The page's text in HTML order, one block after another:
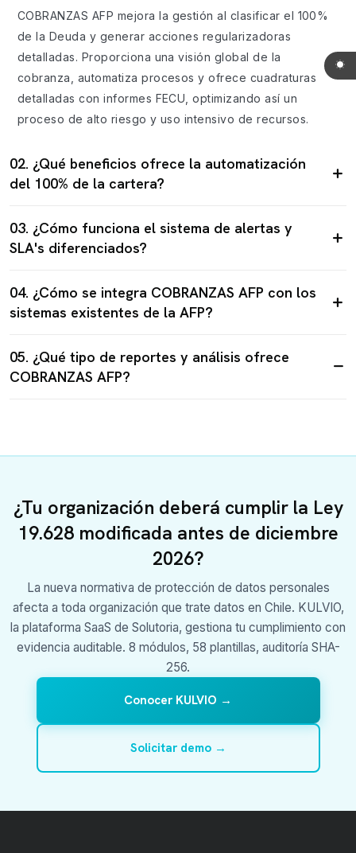
COBRANZAS AFP mejora la gestión al clasificar el 100%
de la Deuda y generar acciones regularizadoras
detalladas. Proporciona una visión global de la
cobranza, automatiza procesos y ofrece cuadraturas
detalladas con informes FECU, optimizando así un
proceso de alto riesgo y uso intensivo de recursos.
02. ¿Qué beneficios ofrece la automatización
del 100% de la cartera?
03. ¿Cómo funciona el sistema de alertas y
SLA's diferenciados?
04. ¿Cómo se integra COBRANZAS AFP con los
sistemas existentes de la AFP?
05. ¿Qué tipo de reportes y análisis ofrece
COBRANZAS AFP?
¿Tu organización deberá cumplir la Ley
19.628 modificada antes de diciembre
2026?
La nueva normativa de protección de datos personales
afecta a toda organización que trate datos en Chile. KULVIO,
la plataforma SaaS de Solutoria, gestiona tu cumplimiento con
evidencia auditable. 8 módulos, 58 plantillas, auditoría SHA-
256.
Conocer KULVIO →
Solicitar demo →